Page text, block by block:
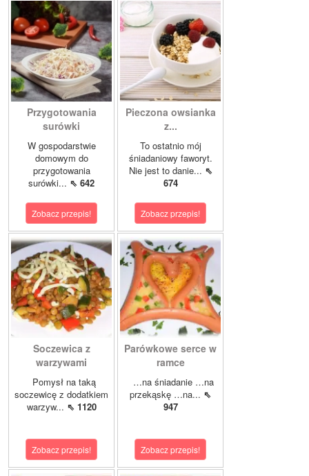
Przygotowania
surówki
W gospodarstwie
domowym do
przygotowania
surówki... ⇖ 642
Zobacz przepis!
Pieczona owsianka
z...
To ostatnio mój
śniadaniowy faworyt.
Nie jest to danie... ⇖
674
Zobacz przepis!
Soczewica z
warzywami
Pomysł na taką
soczewicę z dodatkiem
warzyw... ⇖ 1120
Zobacz przepis!
Parówkowe serce w
ramce
…na śniadanie …na
przekąskę …na... ⇖
947
Zobacz przepis!